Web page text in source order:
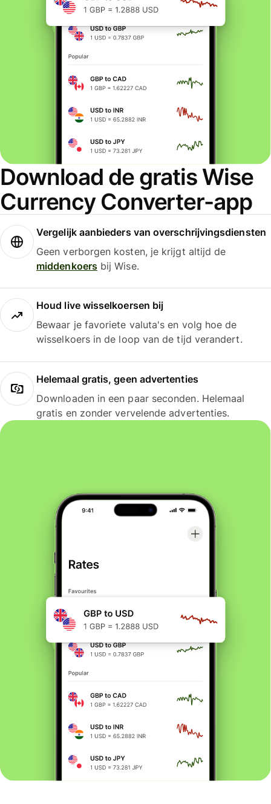
Download de gratis Wise
Currency Converter-app
Vergelijk aanbieders van overschrijvingsdiensten
Geen verborgen kosten, je krijgt altijd de
middenkoersbij Wise.
Houd live wisselkoersen bij
Bewaar je favoriete valuta's en volg hoe de
wisselkoers in de loop van de tijd verandert.
Helemaal gratis, geen advertenties
Downloaden in een paar seconden. Helemaal
gratis en zonder vervelende advertenties.